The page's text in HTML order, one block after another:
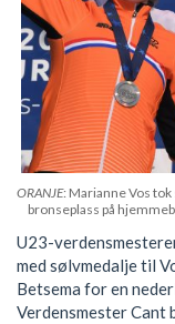
ORANJE: Marianne Vos
bronseplass på
U23-
med sølvmedalje til
Betsema for en
Verdensmester Cant